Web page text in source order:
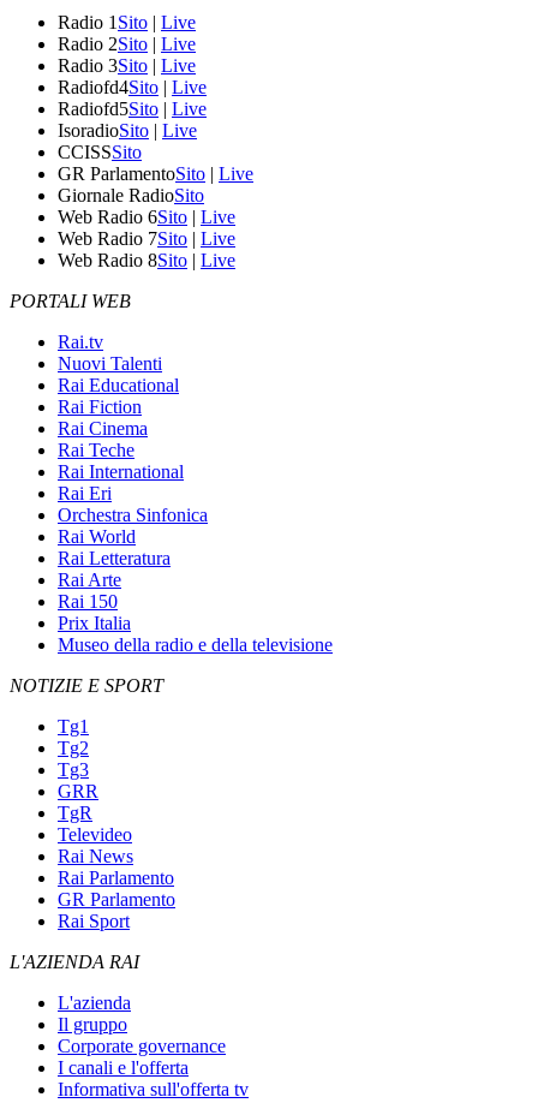
Radio 1 Sito | Live
Radio 2Sito | Live
Radio 3Sito | Live
Radiofd4Sito | Live
Radiofd5Sito | Live
IsoradioSito | Live
CCISSSito
GR ParlamentoSito | Live
Giornale RadioSito
Web Radio 6Sito | Live
Web Radio 7Sito | Live
Web Radio 8Sito | Live
PORTALI WEB
Rai.tv
Nuovi Talenti
Rai Educational
Rai Fiction
Rai Cinema
Rai Teche
Rai International
Rai Eri
Orchestra Sinfonica
Rai World
Rai Letteratura
Rai Arte
Rai 150
Prix Italia
Museo della radio e della televisione
NOTIZIE E SPORT
Tg1
Tg2
Tg3
GRR
TgR
Televideo
Rai News
Rai Parlamento
GR Parlamento
Rai Sport
L'AZIENDA RAI
L'azienda
Il gruppo
Corporate governance
I canali e l'offerta
Informativa sull'offerta tv